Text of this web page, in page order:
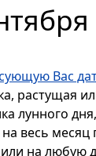
Вас
растущая
лунного
весь месяц
на любую